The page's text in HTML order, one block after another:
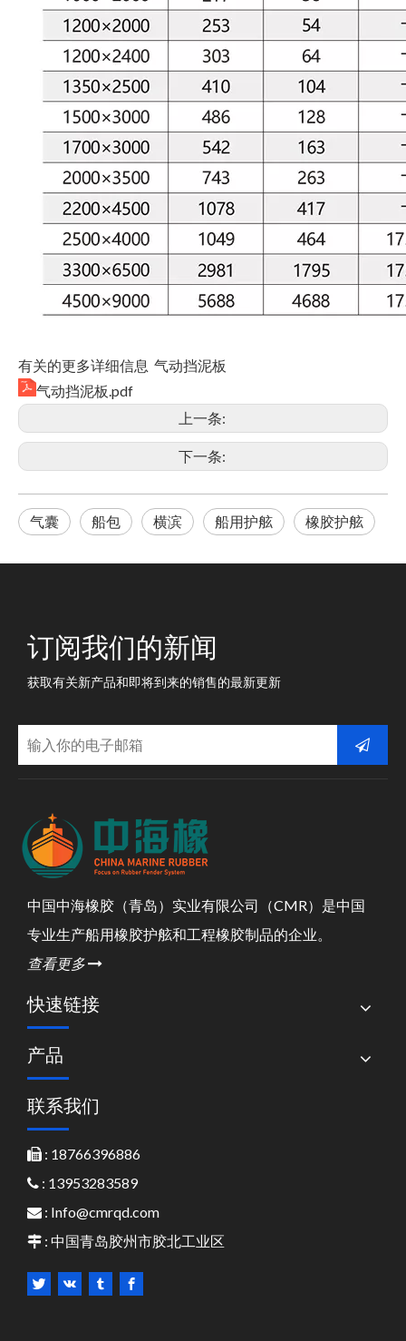
有关的更多详细信息 气动挡泥板
气动挡泥板.pdf
上一条:
下一条:
气囊 船包 横滨 船用护舷 橡胶护舷
订阅我们的新闻
获取有关新产品和即将到来的销售的最新更新
中国中海橡胶（青岛）实业有限公司（CMR）是中国
专业生产船用橡胶护舷和工程橡胶制品的企业。
查看更多
快速链接
产品
联系我们
 : 18766396886
 : 13953283589
 : Info@cmrqd.com
 : 中国青岛胶州市胶北工业区